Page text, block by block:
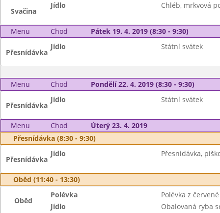
Svačina
Jídlo Chléb, mrkvová
Menu Chod Pátek 19. 4. 2019 (8:30 - 9:30)
Přesnídávka
Jídlo Státní svátek
Menu Chod Pondělí 22. 4. 2019 (8:30 - 9:30)
Přesnídávka
Jídlo Státní svátek
Menu Chod
Úterý 23. 4. 2019
Přesnídávka (8:30 - 9:30)
Přesnídávka
Jídlo Přesnidávka,
Oběd (11:40 - 13:30)
Oběd
Polévka
Polévka z
Jídlo
Obalovaná ryba